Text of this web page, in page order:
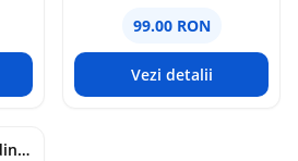
99.00 RON
Vezi detalii
Lampa LED de birou din ALUMINIU CB T0002 cu 3 moduri de Iluminare inaltime 80 cm